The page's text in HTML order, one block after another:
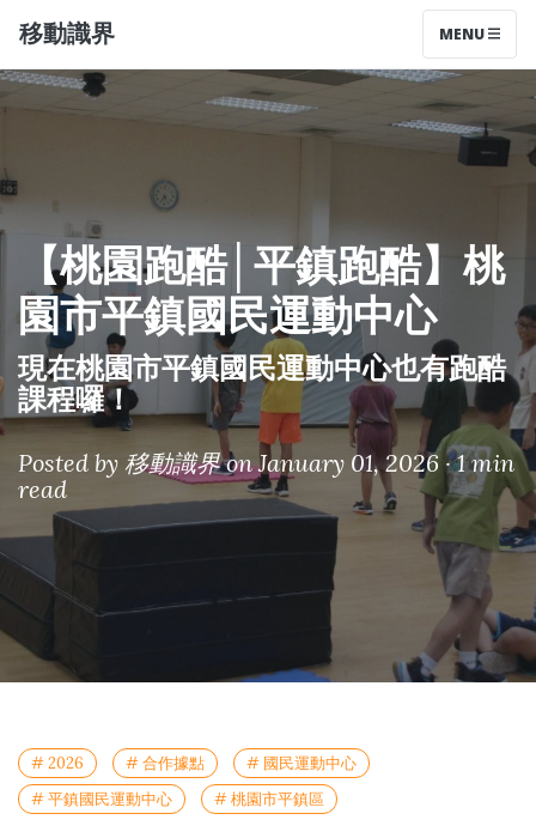
移動識界 MENU
【桃園跑酷│平鎮跑酷】桃
園市平鎮國民運動中心
現在桃園市平鎮國民運動中心也有跑酷
課程囉！
Posted by 移動識界on January 01, 2026 ·1 min
read
# 2026 # 合作據點
# 國民運動中心
# 平鎮國民運動中心
# 桃園市平鎮區